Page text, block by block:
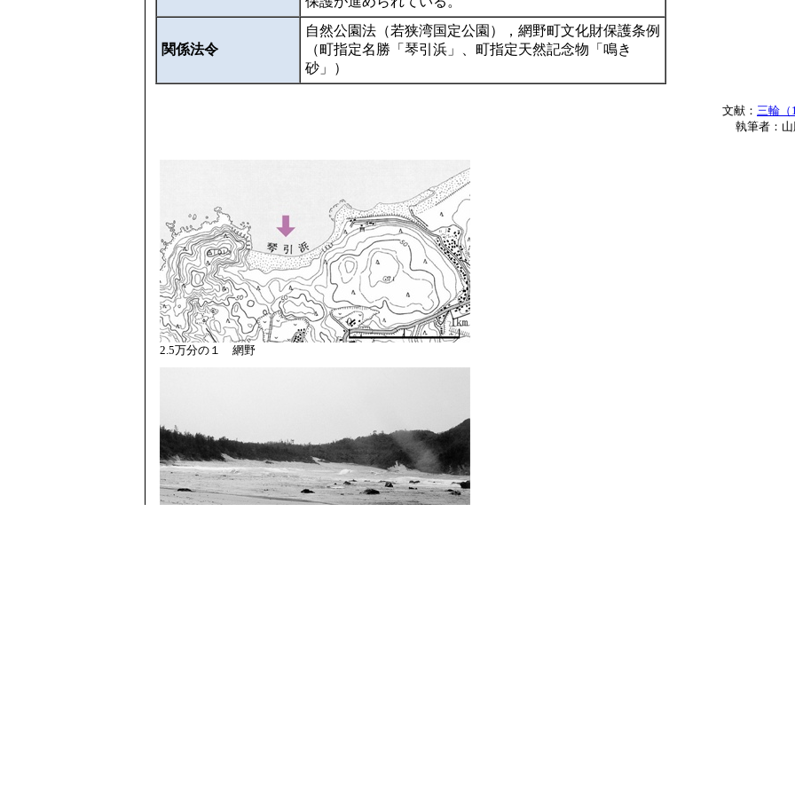
関係法令
自然公園法（若狭湾国定公園），網野町文化財保護条例
（町指定名勝「琴引浜」、町指定天然記念物「鳴き
砂」）
文献： 三輪（
執筆者：
2.5万分の１ 網野